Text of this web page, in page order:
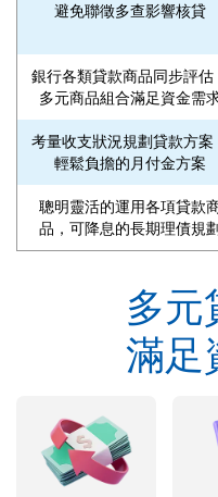
避免聯徵多查影響核貸
銀行各類貸款商品同步評估
多元商品組合滿足資金需
考量收支狀況規劃貸款方案
輕鬆負擔的月付金方案
聰明靈活的運用各項貸款
品，可降息的長期理債規劃
多元
滿足